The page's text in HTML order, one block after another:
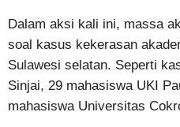
Dalam aksi kali ini, massa
soal kasus kekerasan
Sulawesi selatan. Seperti
Sinjai, 29 mahasiswa UKI
mahasiswa Universitas